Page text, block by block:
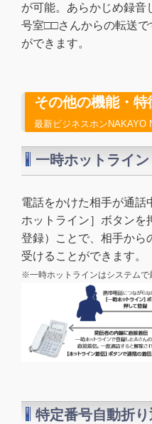
が可能。あらかじめ録
号室□□さんからの転送
ができます。
その他の機能・特
最新ビジネスホンNAKAYO
一時ホットライン
電話をかけた相手が通話
ホットライン］ボタンを
登録）ことで、相手から
受けることができます。
※一時ホットラインはシステム
特定番号自動折